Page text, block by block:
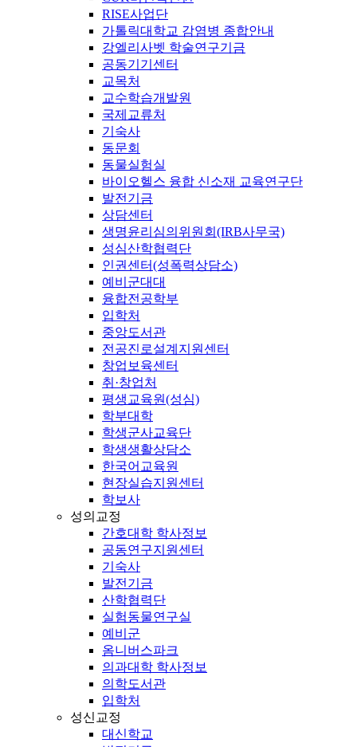
RISE사업단
가톨릭대학교 감염병 종합안내
강엘리사벳 학술연구기금
공동기기센터
교목처
교수학습개발원
국제교류처
기숙사
동문회
동물실험실
바이오헬스 융합 신소재 교육연구단
발전기금
상담센터
생명윤리심의위원회(IRB사무국)
성심산학협력단
인권센터(성폭력상담소)
예비군대대
융합전공학부
입학처
중앙도서관
전공진로설계지원센터
창업보육센터
취·창업처
평생교육원(성심)
학부대학
학생군사교육단
학생생활상담소
한국어교육원
현장실습지원센터
학보사
성의교정
간호대학 학사정보
공동연구지원센터
기숙사
발전기금
산학협력단
실험동물연구실
예비군
옴니버스파크
의과대학 학사정보
의학도서관
입학처
성신교정
대신학교